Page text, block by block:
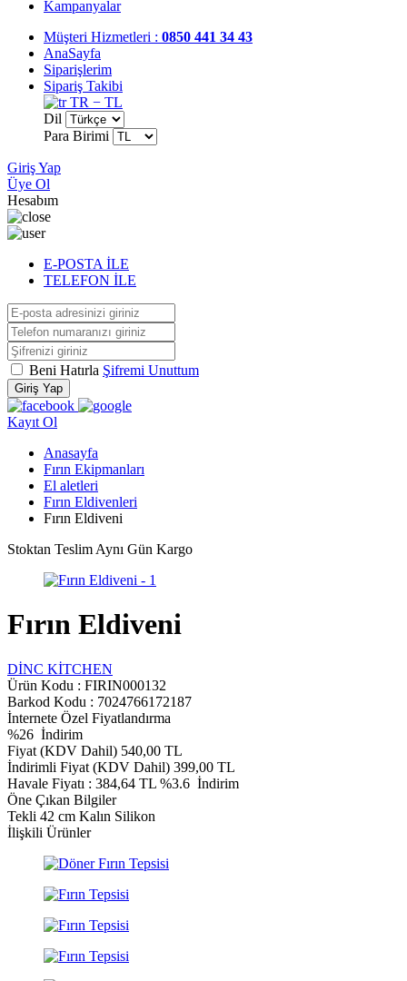
Kampanyalar
Müşteri Hizmetleri : 0850 441 34 43
AnaSayfa
Siparişlerim
Sipariş Takibi
TR − TL
Dil
Para Birimi
Giriş Yap
Üye Ol
Hesabım
E-POSTA İLE
TELEFON İLE
Beni Hatırla Şifremi Unuttum
Giriş Yap
Kayıt Ol
Anasayfa
Fırın Ekipmanları
El aletleri
Fırın Eldivenleri
Fırın Eldiveni
Stoktan Teslim Aynı Gün Kargo
Fırın Eldiveni
DİNC KİTCHEN
Ürün Kodu : FIRIN000132
Barkod Kodu : 7024766172187
İnternete Özel Fiyatlandırma
%26 İndirim
Fiyat (KDV Dahil) 540,00 TL
İndirimli Fiyat (KDV Dahil) 399,00 TL
Havale Fiyatı : 384,64 TL %3.6 İndirim
Öne Çıkan Bilgiler
Tekli 42 cm Kalın Silikon
İlişkili Ürünler